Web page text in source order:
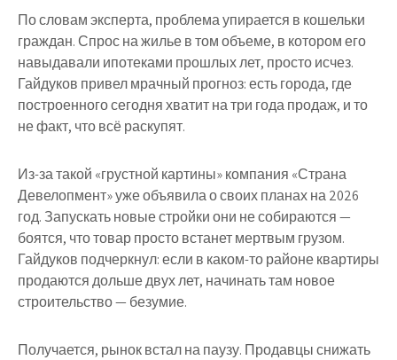
По словам эксперта, проблема упирается в кошельки
граждан. Спрос на жилье в том объеме, в котором его
навыдавали ипотеками прошлых лет, просто исчез.
Гайдуков привел мрачный прогноз: есть города, где
построенного сегодня хватит на три года продаж, и то
не факт, что всё раскупят.
Из-за такой «грустной картины» компания «Страна
Девелопмент» уже объявила о своих планах на 2026
год. Запускать новые стройки они не собираются —
боятся, что товар просто встанет мертвым грузом.
Гайдуков подчеркнул: если в каком-то районе квартиры
продаются дольше двух лет, начинать там новое
строительство — безумие.
Получается, рынок встал на паузу. Продавцы снижать